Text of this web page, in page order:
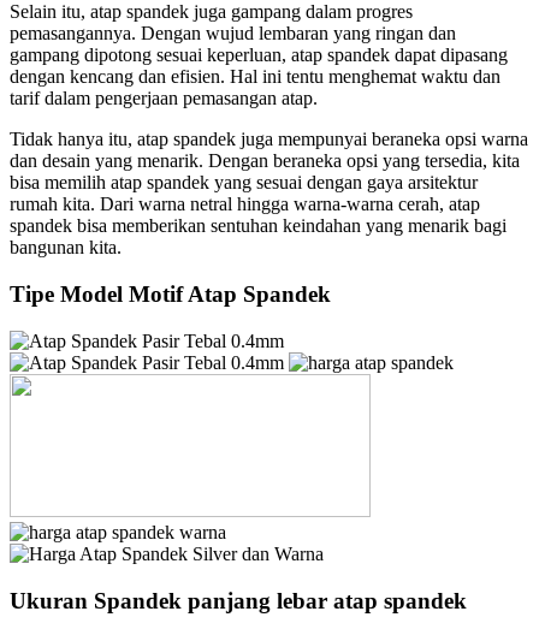
Selain itu, atap spandek juga gampang dalam progres
pemasangannya. Dengan wujud lembaran yang ringan dan
gampang dipotong sesuai keperluan, atap spandek dapat dipasang
dengan kencang dan efisien. Hal ini tentu menghemat waktu dan
tarif dalam pengerjaan pemasangan atap.
Tidak hanya itu, atap spandek juga mempunyai beraneka opsi warna
dan desain yang menarik. Dengan beraneka opsi yang tersedia, kita
bisa memilih atap spandek yang sesuai dengan gaya arsitektur
rumah kita. Dari warna netral hingga warna-warna cerah, atap
spandek bisa memberikan sentuhan keindahan yang menarik bagi
bangunan kita.
Tipe Model Motif Atap Spandek
Ukuran Spandek panjang lebar atap spandek